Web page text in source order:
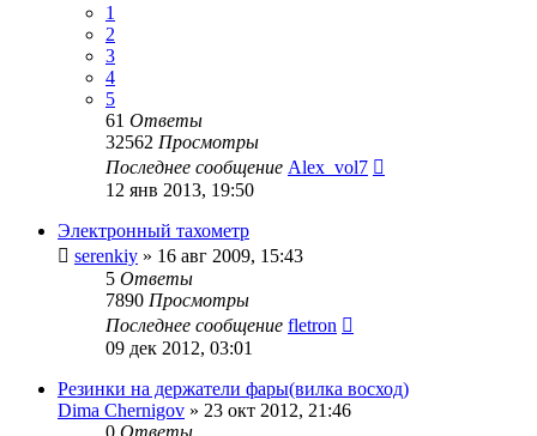
1
2
3
4
5
61 Ответы
32562 Просмотры
Последнее сообщение Alex_vol7
12 янв 2013, 19:50
Электронный тахометр
serenkiy » 16 авг 2009, 15:43
5 Ответы
7890 Просмотры
Последнее сообщение fletron
09 дек 2012, 03:01
Резинки на держатели фары(вилка восход)
Dima Chernigov » 23 окт 2012, 21:46
0 Ответы